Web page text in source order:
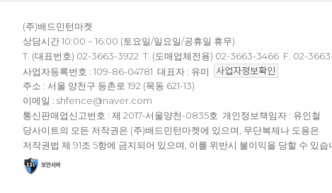
(주)배드민턴마켓
상담시간 10:00 ~ 16:00 (토요일/일요일/공휴일 휴무)
T. (대표번호) 02-3663-3922 T. (도매업체전용) 02-3663-3466 F. 02-
사업자등록번호 : 109-86-04781 대표자 : 유미
주소 : 서울 양천구 등촌로 192 (목동 621-13)
이메일 : shfence@naver.com
통신판매업신고번호 : 제 2017-서울양천-0835호 개인정보책임자 : 유인철
당사이트의 모든 저작권은 (주)배드민턴마켓에 있으며, 무단복제나 도용은
저작권법 제 91조 5항에 금지되어 있으며, 이를 위반시 불이익을 당할 수 있습